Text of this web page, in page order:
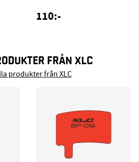
110:-
FRÅN XLC
produkter från XLC